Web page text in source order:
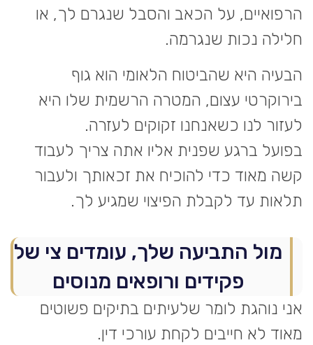
הרפואיים, על הכאב והסבל שנגרם לך, או
חלילה נכות שנגרמה.
הבעיה היא שהביטוח הלאומי הוא גוף
בירוקרטי עצום, המטרה הרשמית שלו היא
לעזור לנו כשאנחנו זקוקים לעזרה.
בפועל ברגע שפנית אליו אתה צריך לעבוד
קשה מאוד כדי להוכיח את זכאותך ולעבור
תלאות עד לקבלת הפיצוי שמגיע לך.
אני נוהגת לומר שלעיתים בתיקים פשוטים
מאוד לא חייבים לקחת עורכי דין.
מול התביעה שלך, עומדים צי של
פקידים ורופאים מנוסים